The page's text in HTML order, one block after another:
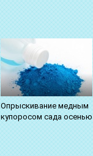
Опрыскивание медным
купоросом сада осенью